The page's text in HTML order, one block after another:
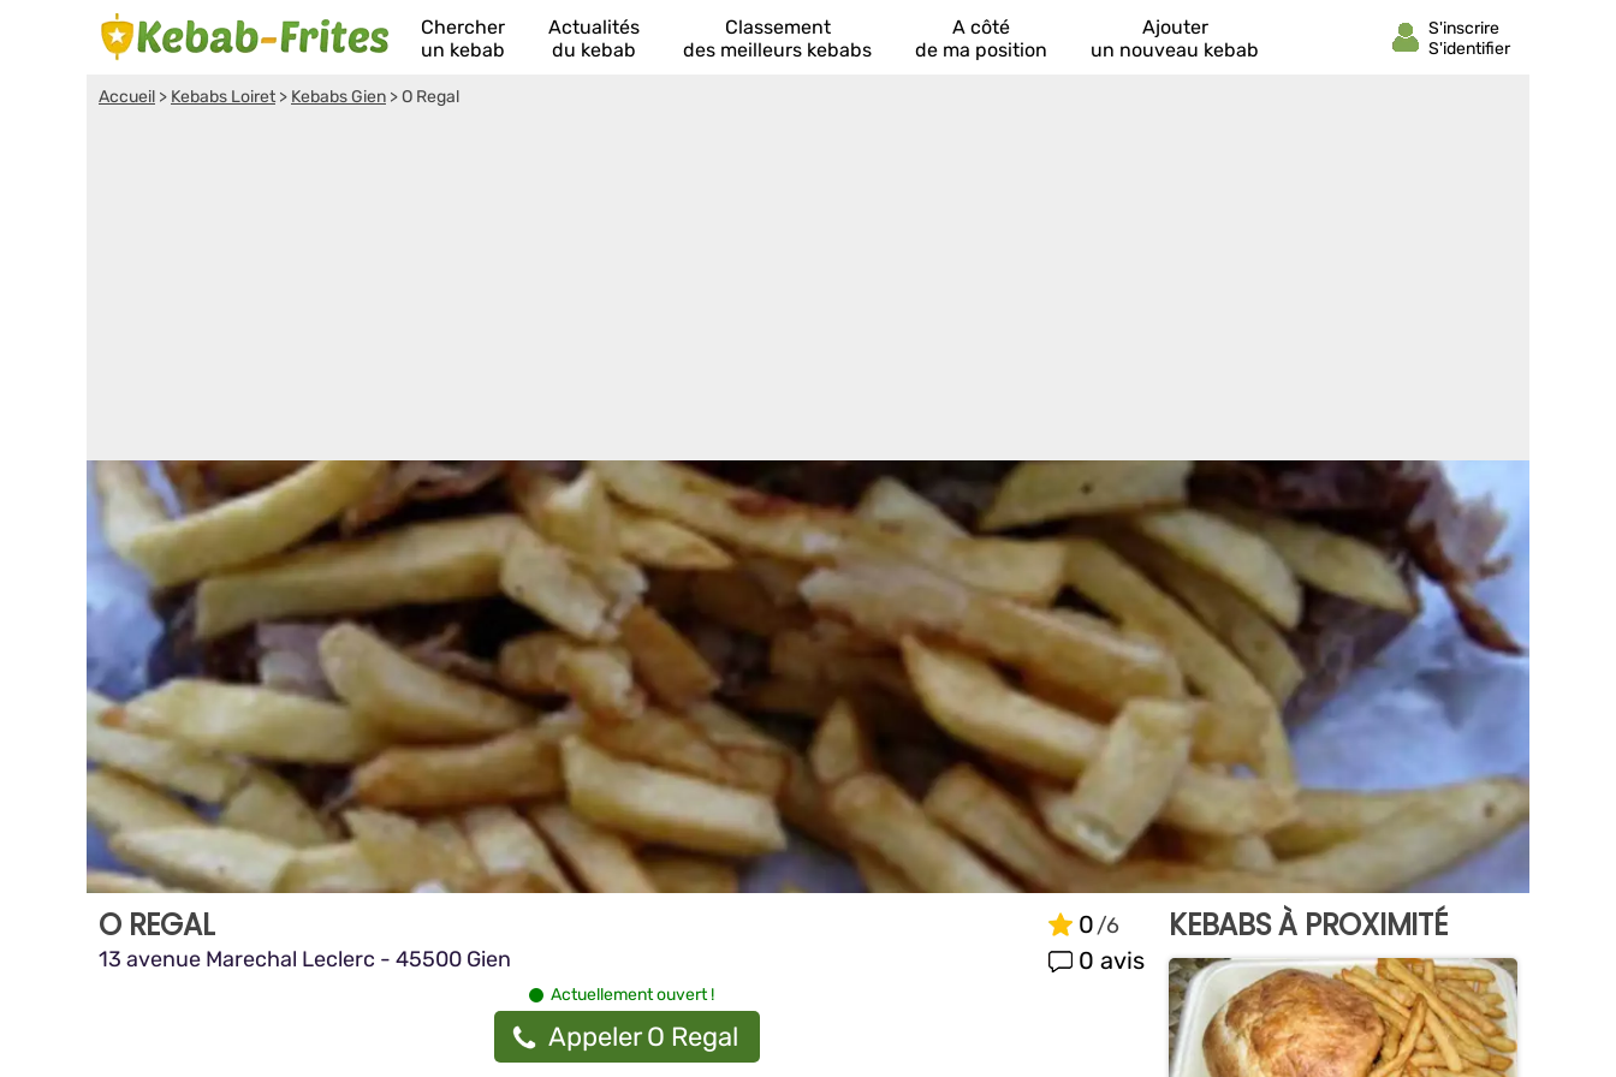
Chercher
un kebab
Actualités
du kebab
Classement
des meilleurs kebabs
A côté
de ma position
Ajouter
un nouveau kebab
Accueil > Kebabs Loiret> Kebabs Gien >O Regal
O REGAL
13 avenue Marechal Leclerc - 45500 Gien
0
0 avis
Actuellement ouvert !
Appeler O Regal
KEBABS À PROXIMITÉ